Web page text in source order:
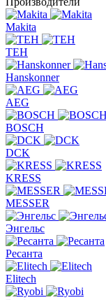
Makita
TEH
Hanskonner
AEG
BOSCH
DCK
KRESS
MESSER
Энгельс
Ресанта
Elitech